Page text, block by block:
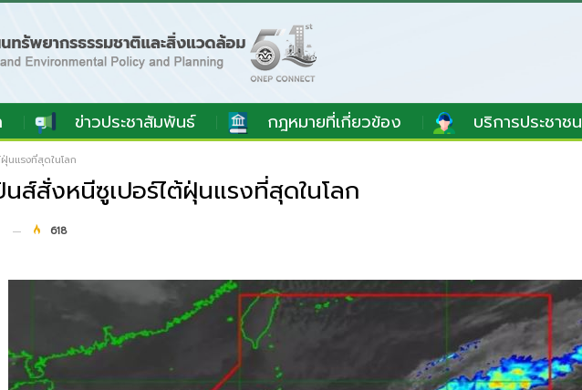
ข่าวประชาสัมพันธ์ กฎหมายที่เกี่ยวข้อง บริการประชาชน
นแรงที่สุดในโลก
สั่งหนีซูเปอร์ไต้ฝุ่นแรงที่สุดในโลก
618